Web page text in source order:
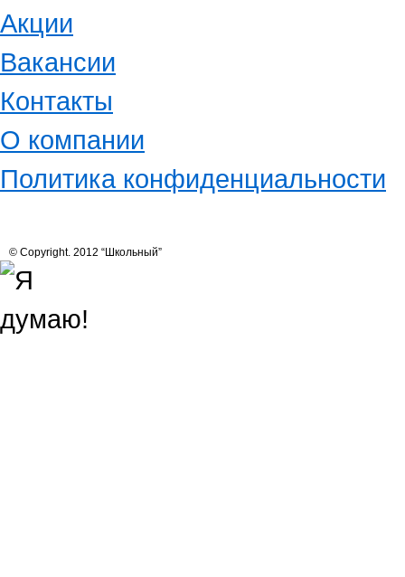
Акции
Вакансии
Контакты
О компании
Политика конфиденциальности
© Copyright. 2012 “Школьный”